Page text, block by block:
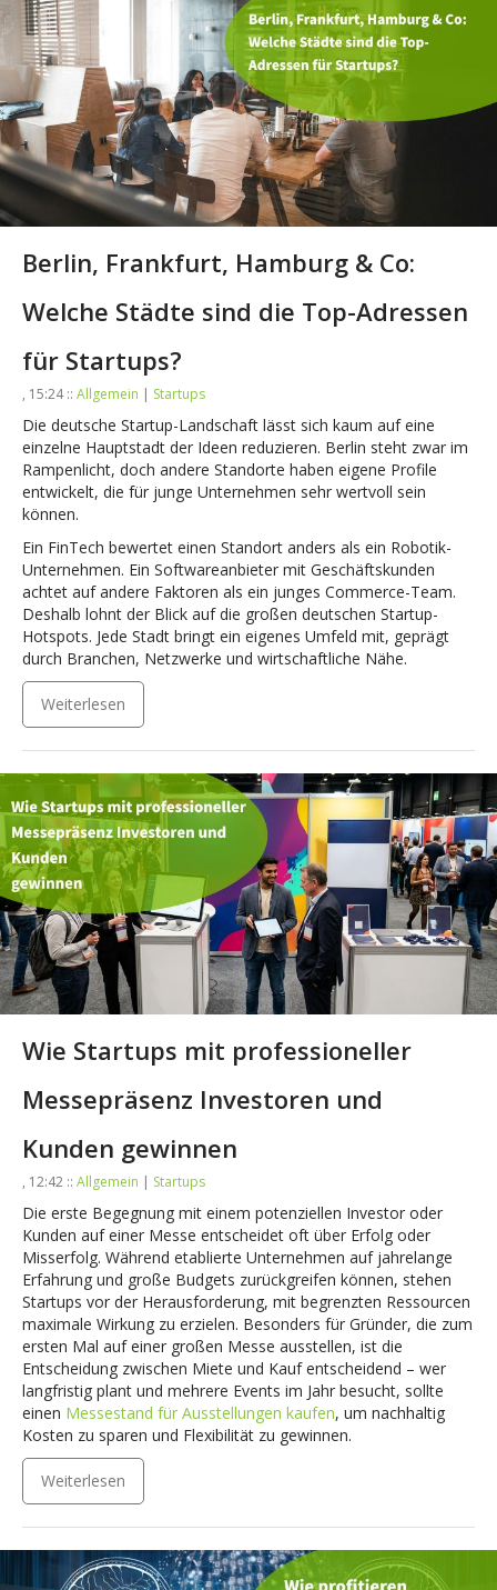
Berlin, Frankfurt, Hamburg & Co:
Welche Städte sind die Top-Adressen
für Startups?
, 15:24 :: Allgemein | Startups
Die deutsche Startup-Landschaft lässt sich kaum auf eine
einzelne Hauptstadt der Ideen reduzieren. Berlin steht zwar im
Rampenlicht, doch andere Standorte haben eigene Profile
entwickelt, die für junge Unternehmen sehr wertvoll sein
können.
Ein FinTech bewertet einen Standort anders als ein Robotik-
Unternehmen. Ein Softwareanbieter mit Geschäftskunden
achtet auf andere Faktoren als ein junges Commerce-Team.
Deshalb lohnt der Blick auf die großen deutschen Startup-
Hotspots. Jede Stadt bringt ein eigenes Umfeld mit, geprägt
durch Branchen, Netzwerke und wirtschaftliche Nähe.
Weiterlesen
Wie Startups mit professioneller
Messepräsenz Investoren und
Kunden gewinnen
, 12:42 :: Allgemein | Startups
Die erste Begegnung mit einem potenziellen Investor oder
Kunden auf einer Messe entscheidet oft über Erfolg oder
Misserfolg. Während etablierte Unternehmen auf jahrelange
Erfahrung und große Budgets zurückgreifen können, stehen
Startups vor der Herausforderung, mit begrenzten Ressourcen
maximale Wirkung zu erzielen. Besonders für Gründer, die zum
ersten Mal auf einer großen Messe ausstellen, ist die
Entscheidung zwischen Miete und Kauf entscheidend – wer
langfristig plant und mehrere Events im Jahr besucht, sollte
einen Messestand für Ausstellungen kaufen, um nachhaltig
Kosten zu sparen und Flexibilität zu gewinnen.
Weiterlesen